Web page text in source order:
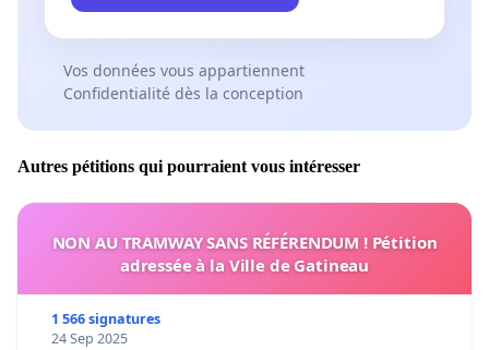
Vos données vous appartiennent
Confidentialité dès la conception
Autres pétitions qui pourraient vous intéresser
NON AU TRAMWAY SANS RÉFÉRENDUM ! Pétition
adressée à la Ville de Gatineau
1 566 signatures
24 Sep 2025